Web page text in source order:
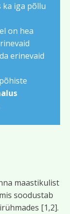
iga põllu
on hea
erinevaid
maastikulist
soodustab
[1,2].